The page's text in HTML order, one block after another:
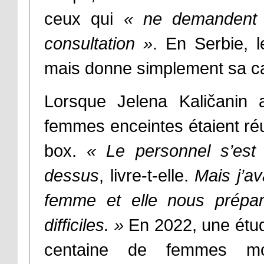
ceux qui « ne
consultation ». En Serbie,
mais donne simplement sa
Lorsque Jelena
femmes enceintes étaient
box. « Le personnel
dessus, livre-t-elle. Mais
femme et elle nous
difficiles. » En 2022, une
centaine de femmes